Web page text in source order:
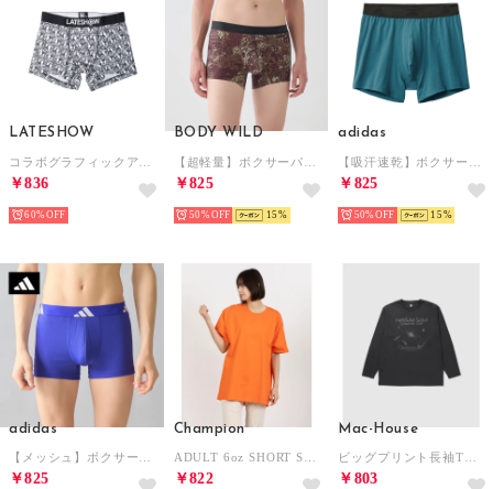
LATESHOW
￥836
60%
BODY WILD
￥825
50% 15
adidas
￥825
50% 15
adidas
￥825
Champion
￥822
Mac-House
￥803